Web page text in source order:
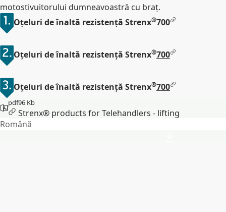
motostivuitorului dumneavoastră cu braț.
Oțeluri de înaltă rezistență Strenx®700
Oțeluri de înaltă rezistență Strenx®700
Oțeluri de înaltă rezistență Strenx®700
pdf96 Kb
Strenx® products for Telehandlers - lifting
Română